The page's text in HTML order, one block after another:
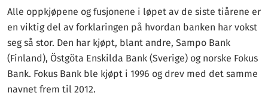
Alle oppkjøpene og fusjonene i løpet av de siste tiårene er
en viktig del av forklaringen på hvordan banken har vokst
seg så stor. Den har kjøpt, blant andre, Sampo Bank
(Finland), Östgöta Enskilda Bank (Sverige) og norske Fokus
Bank. Fokus Bank ble kjøpt i 1996 og drev med det samme
navnet frem til 2012.